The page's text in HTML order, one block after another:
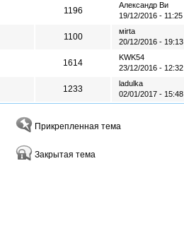
1196
Александр Ви
19/12/2016 - 11:25
1100
мirtа
20/12/2016 - 19:13
1614
KWK54
23/12/2016 - 12:32
1233
ladulka
02/01/2017 - 15:48
Прикрепленная тема
Закрытая тема